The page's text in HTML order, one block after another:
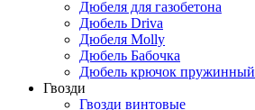
Дюбеля для газобетона
Дюбель Driva
Дюбеля Molly
Дюбель Бабочка
Дюбель крючок пружинный
Гвозди
Гвозди винтовые